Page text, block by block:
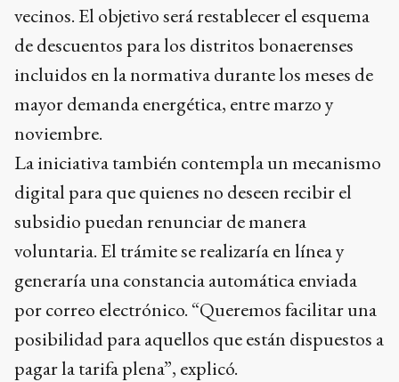
vecinos. El objetivo será restablecer el esquema
de descuentos para los distritos bonaerenses
incluidos en la normativa durante los meses de
mayor demanda energética, entre marzo y
noviembre.
La iniciativa también contempla un mecanismo
digital para que quienes no deseen recibir el
subsidio puedan renunciar de manera
voluntaria. El trámite se realizaría en línea y
generaría una constancia automática enviada
por correo electrónico. “Queremos facilitar una
posibilidad para aquellos que están dispuestos a
pagar la tarifa plena”, explicó.